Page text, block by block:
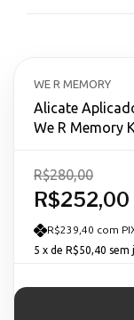
WE R MEMORY
Alicate
We R Memory
R$252,00
R$280,00
R$239,40 com
5 x de R$50,40 sem